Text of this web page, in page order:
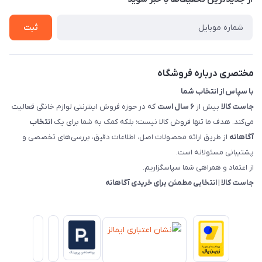
شرایط و ضوابط گارانتی
روش های بازگرداندن کالا
ثبت
مختصری درباره فروشگاه
با سپاس از انتخاب شما
جاست کالا بیش از ۶ سال است
که در حوزه فروش اینترنتی لوازم خانگی فعالیت
می‌کند. هدف ما تنها فروش کالا نیست؛ بلکه کمک به شما برای یک انتخاب
آگاهانه از طریق ارائه محصولات اصل، اطلاعات دقیق، بررسی‌های تخصصی و
پشتیبانی مسئولانه است.
از اعتماد و همراهی شما سپاسگزاریم.
جاست کالا | انتخابی مطمئن برای خریدی آگاهانه